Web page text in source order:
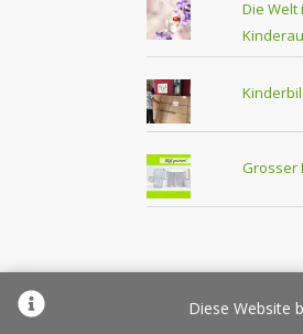
Die Welt
Grosser
Diese Website